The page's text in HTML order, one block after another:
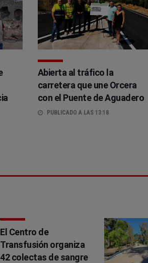
Abierta al tráfico la
carretera que une Orcera
con el Puente de Aguadero
PUBLICADO A LAS 13:18
El Centro de
Transfusión organiza
42 colectas de sangre